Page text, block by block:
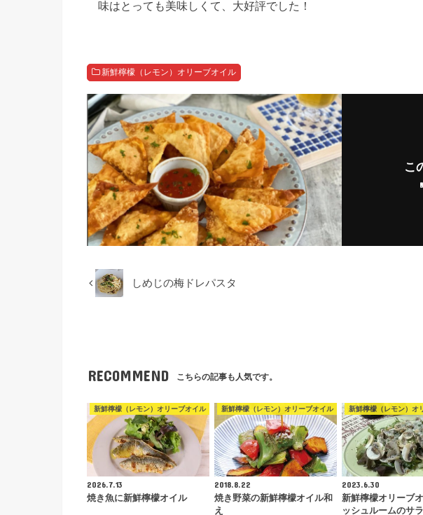
味はとっても美味しくて、大好評でした！
新鮮檸檬（レモン）オリーブオイル
こ
しめじの梅ドレパスタ
RECOMMEND こちらの記事も人気です。
新鮮檸檬（レモン）オリーブオイル
2026.7.13
焼き魚に新鮮檸檬オイル
新鮮檸檬（レモン）オリーブオイル
2018.8.22
焼き野菜の新鮮檸檬オイル和
え
新鮮檸檬（レモン）オ
2023.6.30
新鮮檸檬オリーブ
ッシュルームのサ